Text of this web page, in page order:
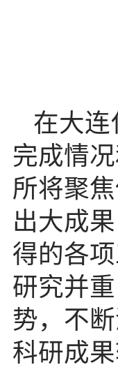
在大连
完成情
所将聚
出大成
得的各
研究并
势，不
科研成